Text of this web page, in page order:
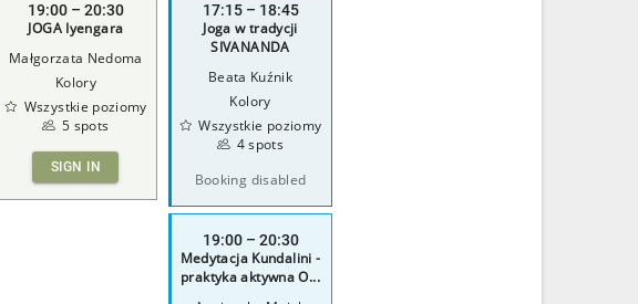
19:00 – 20:30
JOGA Iyengara
Małgorzata Nedoma
Kolory
Wszystkie poziomy
5 spots
SIGN IN
17:15 – 18:45
Joga w tradycji
SIVANANDA
Beata Kuźnik
Kolory
Wszystkie poziomy
4 spots
Booking disabled
19:00 – 20:30
Medytacja Kundalini -
praktyka aktywna O...